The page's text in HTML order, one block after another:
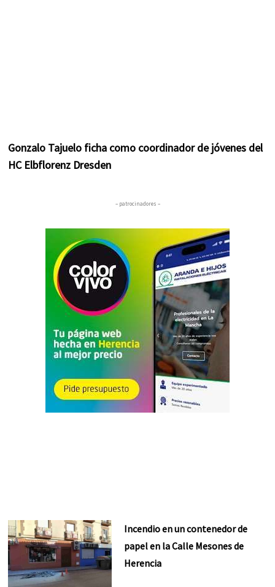
Gonzalo Tajuelo ficha como coordinador de jóvenes del
HC Elbflorenz Dresden
– patrocinadores –
Incendio en un contenedor de
papel en la Calle Mesones de
Herencia